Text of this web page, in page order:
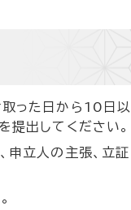
った日から10日以
提出してください。
申立人の主張、立